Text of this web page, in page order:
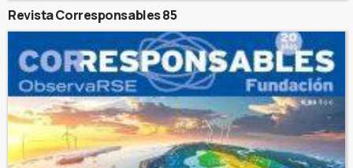
Revista Corresponsables 85